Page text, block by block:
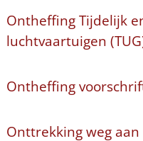
Ontheffing Tijdelijk
luchtvaartuigen
Ontheffing
Onttrekking weg